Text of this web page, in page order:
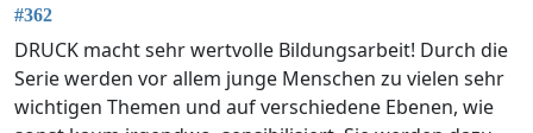
#362
DRUCK macht sehr wertvolle Bildungsarbeit! Durch die
Serie werden vor allem junge Menschen zu vielen sehr
wichtigen Themen und auf verschiedene Ebenen, wie